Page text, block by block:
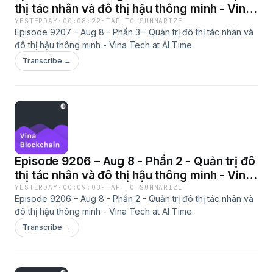
thị tác nhân và đô thị hậu thông minh - Vina
Tech at AI Time
YESTERDAY · 00:08:22 · TAP TO SUMMARIZE
Episode 9207 – Aug 8 - Phần 3 - Quản trị đô thị tác nhân và
đô thị hậu thông minh - Vina Tech at AI Time
Transcribe →
Episode 9206 – Aug 8 - Phần 2 - Quản trị đô
thị tác nhân và đô thị hậu thông minh - Vina
Tech at AI Time
YESTERDAY · 00:09:03 · TAP TO SUMMARIZE
Episode 9206 – Aug 8 - Phần 2 - Quản trị đô thị tác nhân và
đô thị hậu thông minh - Vina Tech at AI Time
Transcribe →